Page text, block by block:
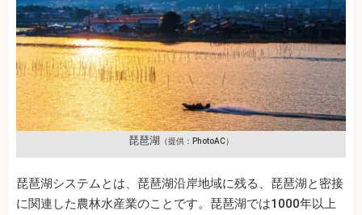
琵琶湖 （提供：PhotoAC）
琵琶湖システムとは、琵琶湖沿岸地域に残る、琵琶湖と密接
に関連した農林水産業のことです。琵琶湖では1000年以上